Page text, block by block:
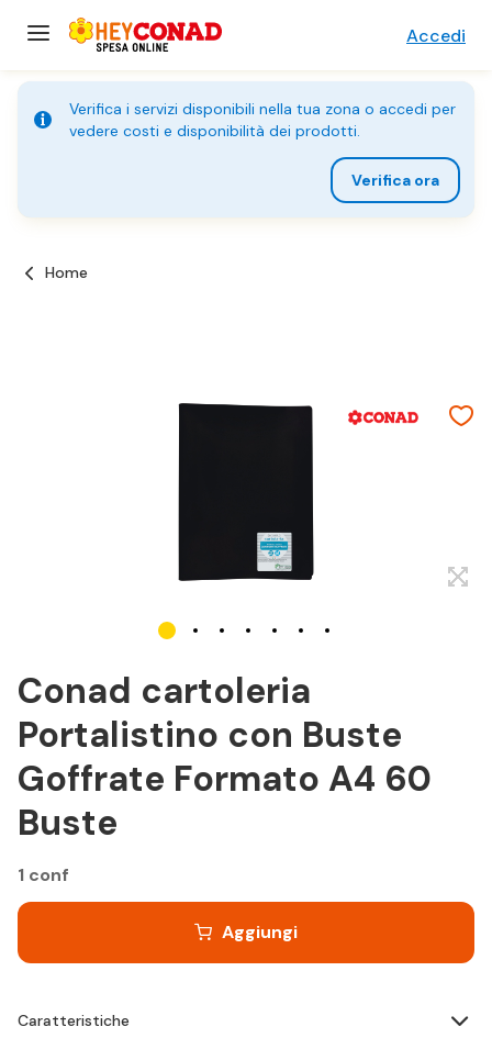
Accedi
Verifica i servizi disponibili nella tua zona o accedi per
vedere costi e disponibilità dei prodotti.
Verifica ora
Home
Conad cartoleria
Portalistino con Buste
Goffrate Formato A4 60
Buste
1 conf
Aggiungi
Caratteristiche